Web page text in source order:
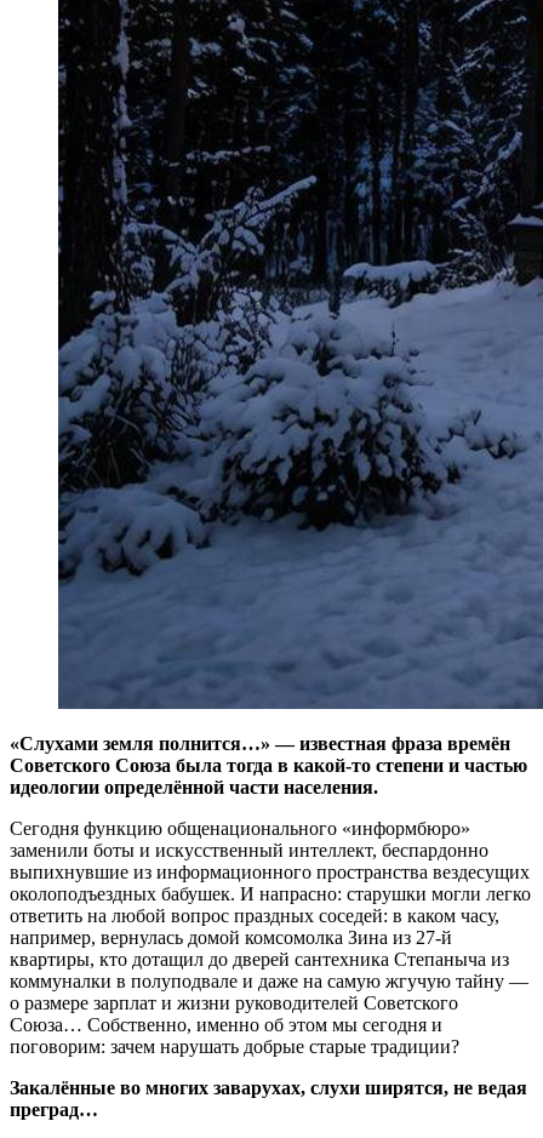
«Слухами земля полнится…» — известная фраза времён
Советского Союза была тогда в какой-то степени и частью
идеологии определённой части населения.
Сегодня функцию общенационального «информбюро»
заменили боты и искусственный интеллект, беспардонно
выпихнувшие из информационного пространства вездесущих
околоподъездных бабушек. И напрасно: старушки могли легко
ответить на любой вопрос праздных соседей: в каком часу,
например, вернулась домой комсомолка Зина из 27-й
квартиры, кто дотащил до дверей сантехника Степаныча из
коммуналки в полуподвале и даже на самую жгучую тайну —
о размере зарплат и жизни руководителей Советского
Союза… Собственно, именно об этом мы сегодня и
поговорим: зачем нарушать добрые старые традиции?
Закалённые во многих заварухах, слухи ширятся, не ведая
преград…